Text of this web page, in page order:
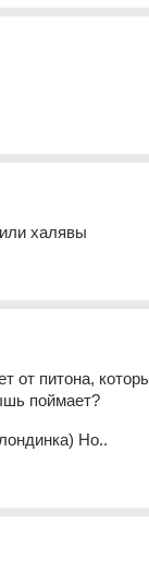
халявы
от питона,
поймает?
Но..